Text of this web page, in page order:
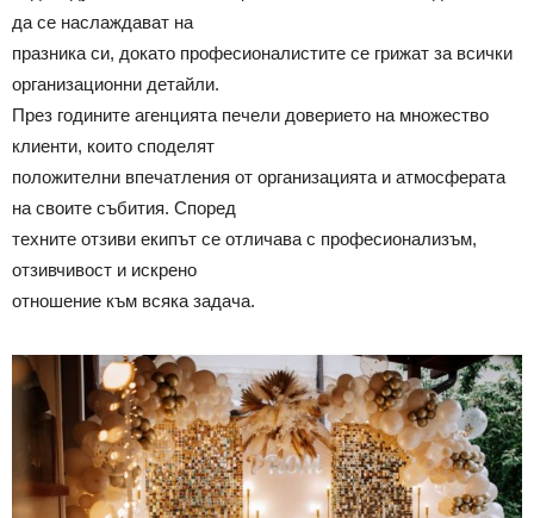
да се наслаждават на
празника си, докато професионалистите се грижат за всички
организационни детайли.
През годините агенцията печели доверието на множество
клиенти, които споделят
положителни впечатления от организацията и атмосферата
на своите събития. Според
техните отзиви екипът се отличава с професионализъм,
отзивчивост и искрено
отношение към всяка задача.